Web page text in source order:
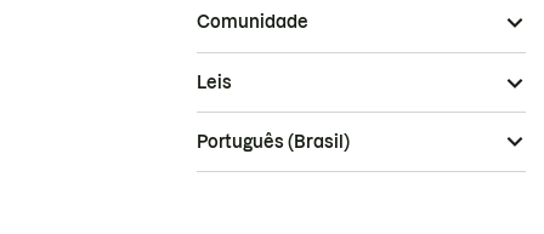
Comunidade
Leis
Português (Brasil)